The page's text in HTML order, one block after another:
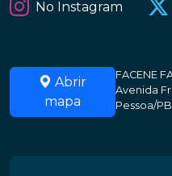
No Instagram
Abrir
mapa
FACENE
Avenida
Pessoa/